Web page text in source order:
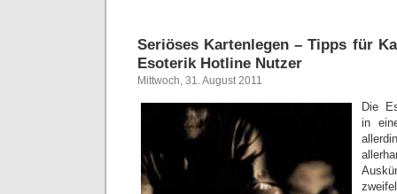
Seriöses Kartenlegen – Tipps für
Esoterik Hotline Nutzer
Mittwoch, 31. August 2011
Die
in